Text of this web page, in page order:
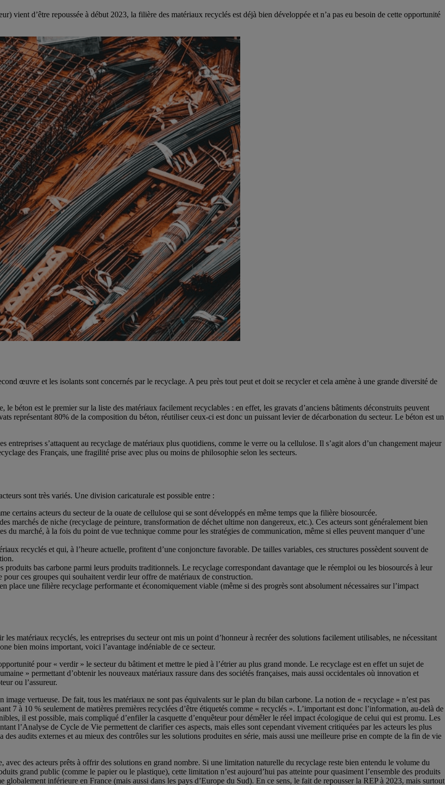
vient d’être repoussée à début 2023, la filière des matériaux recyclés est déjà bien développée et n’a pas eu besoin de cette opportunité
œuvre et les isolants sont concernés par le recyclage. A peu près tout peut et doit se recycler et cela amène à une grande diversité de
le béton est le premier sur la liste des matériaux facilement recyclables : en effet, les gravats d’anciens bâtiments déconstruits peuvent
représentant 80% de la composition du béton, réutiliser ceux-ci est donc un puissant levier de décarbonation du secteur. Le béton est un
s’attaquent au recyclage de matériaux plus quotidiens, comme le verre ou la cellulose. Il s’agit alors d’un changement majeur
des Français, une fragilité prise avec plus ou moins de philosophie selon les secteurs.
sont très variés. Une division caricaturale est possible entre :
certains acteurs du secteur de la ouate de cellulose qui se sont développés en même temps que la filière biosourcée.
marchés de niche (recyclage de peinture, transformation de déchet ultime non dangereux, etc.). Ces acteurs sont généralement bien
du marché, à la fois du point de vue technique comme pour les stratégies de communication, même si elles peuvent manquer d’une
recyclés et qui, à l’heure actuelle, profitent d’une conjoncture favorable. De tailles variables, ces structures possèdent souvent de
bas carbone parmi leurs produits traditionnels. Le recyclage correspondant davantage que le réemploi ou les biosourcés à leur
ces groupes qui souhaitent verdir leur offre de matériaux de construction.
place une filière recyclage performante et économiquement viable (même si des progrès sont absolument nécessaires sur l’impact
matériaux recyclés, les entreprises du secteur ont mis un point d’honneur à recréer des solutions facilement utilisables, ne nécessitant
bien moins important, voici l’avantage indéniable de ce secteur.
pour « verdir » le secteur du bâtiment et mettre le pied à l’étrier au plus grand monde. Le recyclage est en effet un sujet de
» permettant d’obtenir les nouveaux matériaux rassure dans des sociétés françaises, mais aussi occidentales où innovation et
ou l’assureur.
vertueuse. De fait, tous les matériaux ne sont pas équivalents sur le plan du bilan carbone. La notion de « recyclage » n’est pas
7 à 10 % seulement de matières premières recyclées d’être étiquetés comme « recyclés ». L’important est donc l’information, au-delà de
il est possible, mais compliqué d’enfiler la casquette d’enquêteur pour démêler le réel impact écologique de celui qui est promu. Les
l’Analyse de Cycle de Vie permettent de clarifier ces aspects, mais elles sont cependant vivement critiquées par les acteurs les plus
audits externes et au mieux des contrôles sur les solutions produites en série, mais aussi une meilleure prise en compte de la fin de vie
des acteurs prêts à offrir des solutions en grand nombre. Si une limitation naturelle du recyclage reste bien entendu le volume du
grand public (comme le papier ou le plastique), cette limitation n’est aujourd’hui pas atteinte pour quasiment l’ensemble des produits
inférieure en France (mais aussi dans les pays d’Europe du Sud). En ce sens, le fait de repousser la REP à 2023, mais surtout